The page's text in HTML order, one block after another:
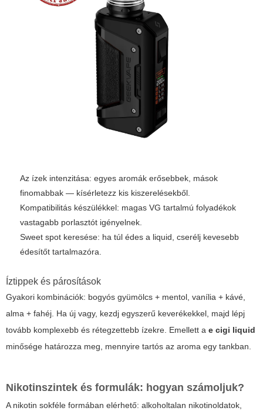
Az ízek intenzitása: egyes aromák erősebbek, mások
finomabbak — kísérletezz kis kiszerelésekből.
Kompatibilitás készülékkel: magas VG tartalmú folyadékok
vastagabb porlasztót igényelnek.
Sweet spot keresése: ha túl édes a liquid, cserélj kevesebb
édesítőt tartalmazóra.
Íztippek és párosítások
Gyakori kombinációk: bogyós gyümölcs + mentol, vanília + kávé,
alma + fahéj. Ha új vagy, kezdj egyszerű keverékekkel, majd lépj
tovább komplexebb és rétegzettebb ízekre. Emellett a e cigi liquid
minősége határozza meg, mennyire tartós az aroma egy tankban.
Nikotinszintek és formulák: hogyan számoljuk?
A nikotin sokféle formában elérhető: alkoholtalan nikotinoldatok,